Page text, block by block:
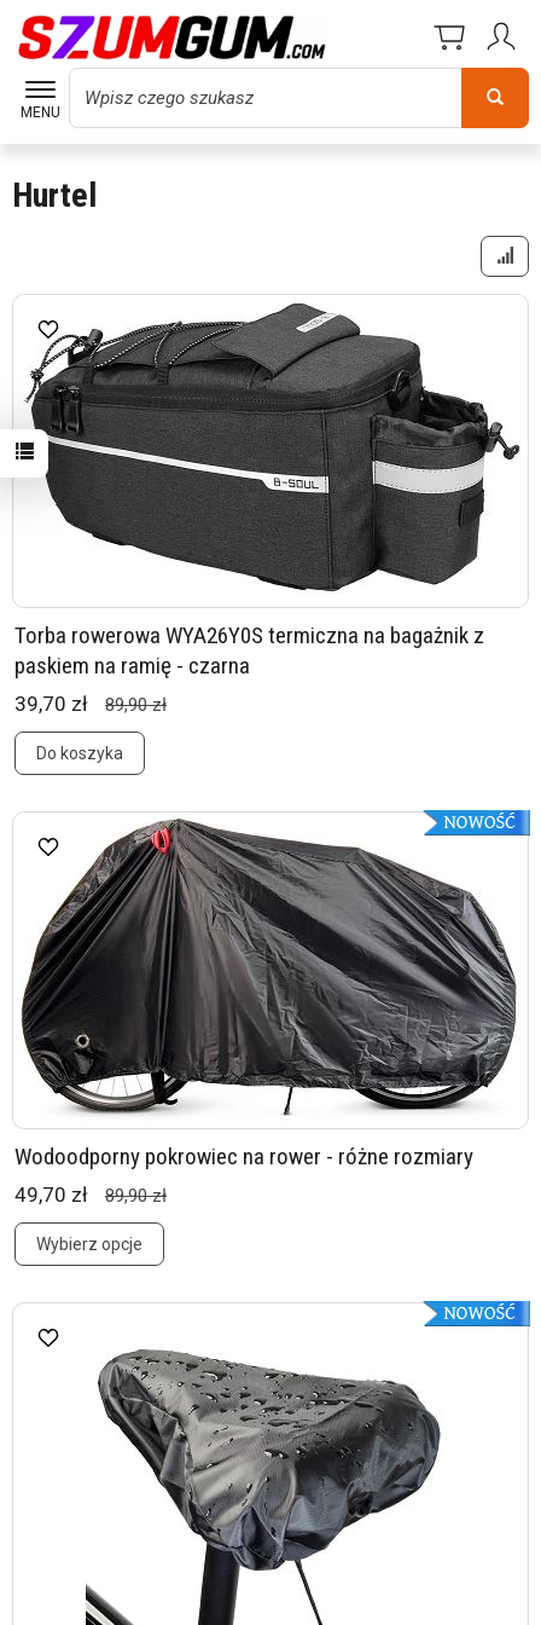
MENU
Wyszukaj
Hurtel
Torba rowerowa WYA26Y0S termiczna na bagażnik z
paskiem na ramię - czarna
39,70 zł 89,90 zł
Do koszyka
Wodoodporny pokrowiec na rower - różne rozmiary
49,70 zł 89,90 zł
Wybierz opcje